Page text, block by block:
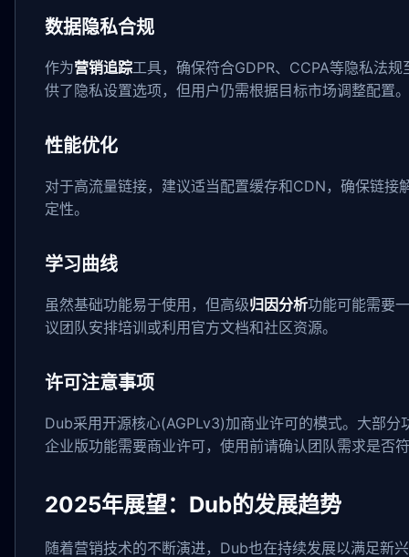
数据隐私合规
作为营销追踪工具，确保符合GDPR、CCPA等隐私法
供了隐私设置选项，但用户仍需根据目标市场调整配置。
性能优化
对于高流量链接，建议适当配置缓存和CDN，确保链接
定性。
学习曲线
虽然基础功能易于使用，但高级归因分析功能可能需要
议团队安排培训或利用官方文档和社区资源。
许可注意事项
Dub采用开源核心(AGPLv3)加商业许可的模式。大部分
企业版功能需要商业许可，使用前请确认团队需求是否
2025年展望：Dub的发展趋势
随着营销技术的不断演进，Dub也在持续发展以满足新